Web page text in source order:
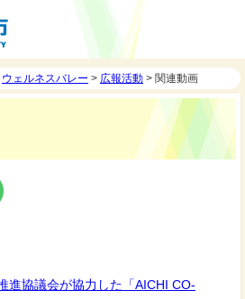
ウェルネスバレー > 広報活動 > 関連動画
進協議会が協力した「AICHI CO-